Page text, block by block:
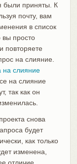
были приняты. К
почту, вам
в список
вы просто
повторяете
на слияние.
на слияние
на слияние
так как он
снова
будет
как только
изменена,